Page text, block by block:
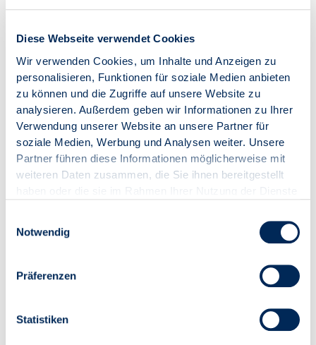
Diese Webseite verwendet Cookies
Wir verwenden Cookies, um Inhalte und Anzeigen zu
personalisieren, Funktionen für soziale Medien anbieten
zu können und die Zugriffe auf unsere Website zu
analysieren. Außerdem geben wir Informationen zu Ihrer
Verwendung unserer Website an unsere Partner für
soziale Medien, Werbung und Analysen weiter. Unsere
Partner führen diese Informationen möglicherweise mit
weiteren Daten zusammen, die Sie ihnen bereitgestellt
Notwendig
Präferenzen
Statistiken
Teil der Branche zusammenkommt, mit der wir
täglich arbeiten. Der direkte Kontakt hilft uns,
unsere Produkte und unseren Service genau an
dem auszurichten, was Verwaltungen im Alltag
tatsächlich brauchen.“